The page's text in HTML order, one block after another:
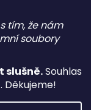
tím, že nám
soubory
slušně.Souhlas
Děkujeme!